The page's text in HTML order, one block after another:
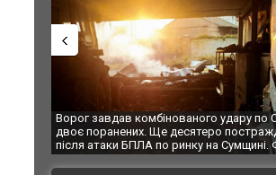
Ворог завдав комбінованого удару по
двоє поранених. Ще десятеро
після атаки БПЛА по ринку на Сумщині.